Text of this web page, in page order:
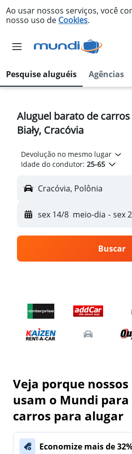
Ao usar nossos serviços, você
nosso uso de Cookies.
Pesquise aluguéis Agências
Aluguel barato de
Biały, Cracóvia
Devolução no mesmo lugar
Idade do condutor: 25-65
Cracóvia, Polônia
sex 14/8 meio-dia - sex
Buscar
Veja porque
usam o Mundi
carros para alugar
Economize mais de